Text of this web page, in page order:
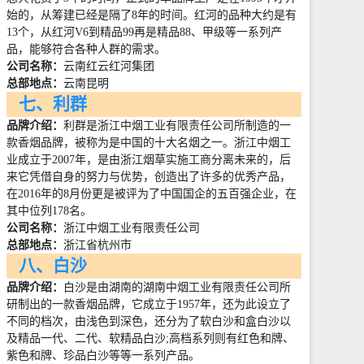
始的，从筹建已经是隔了8年的时间。红河的品种大约是有
13个，从红河V6到精品99再是精品88、甲级等一系列产
品，能够符合各种人群的需求。
公司名称：云南红云红河集团
总部地点：云南昆明
七、利群
品牌介绍：利群是浙江中烟工业有限责任公司所制造的一
款香烟品牌，被称为是中国的十大名烟之一。浙江中烟工
业成立于2007年，是由浙江烟草实施工商分离未来的，后
来它凭借自身的努力与优势，创造出了许多的优秀产品，
在2016年的8月份更是被评为了中国国企的五百强企业，在
其中位列 178名。
公司名称：浙江中烟工业有限责任公司
总部地点：浙江省杭州市
八、白沙
品牌介绍：
白沙是由湖南的湖南中烟工业有限责任公司所
研制出的一款香烟品牌，它成立于1957年，还为此设立了
不同的档次，由浅色到深色，还分为了软白沙和盒白沙以
及精品一代、二代、软精品白沙;高档系列则有红色和牌、
紫色和牌、珍品白沙等等一系列产品。